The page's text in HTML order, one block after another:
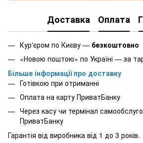
Доставка Оплата
Кур'єром по Києву — безкоштовно
«Новою поштою» по Україні — за
Більше інформації про доставку
Готівкою при отриманні
Оплата на карту ПриватБанку
Через касу чи термінал
ПриватБанку
Гарантія від виробника від 1 до 3 років.